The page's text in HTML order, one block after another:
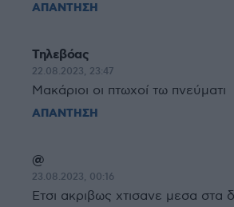
ΑΠΑΝΤΗΣΗ
Τηλεβόας
22.08.2023, 23:47
Μακάριοι οι πτωχοί τω πνεύματι
ΑΠΑΝΤΗΣΗ
@
23.08.2023, 00:16
Ετσι ακριβως χτισανε μεσα στα